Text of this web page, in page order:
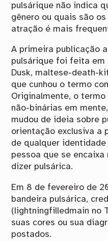
pulsárique não indica
gênero ou quais são
atração é mais
A primeira publicação
pulsárique foi feita em
Dusk, maltese-death-
que cunhou o termo
Originalmente, o
não-binárias em
mudou de ideia sobre
orientação exclusiva a
de qualquer identidade
pessoa que se
dizer pulsárica.
Em 8 de fevereiro de
bandeira pulsárica,
(lightningfilledmain no
suas cores ou sua
postados.